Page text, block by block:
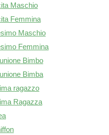
Maschio
Femmina
Maschio
Femmina
Bimbo
Bimba
ragazzo
Ragazza